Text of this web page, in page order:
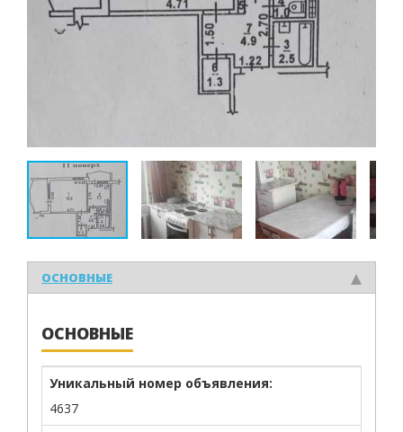
ОСНОВНЫЕ
ОСНОВНЫЕ
Уникальный номер объявления:
4637